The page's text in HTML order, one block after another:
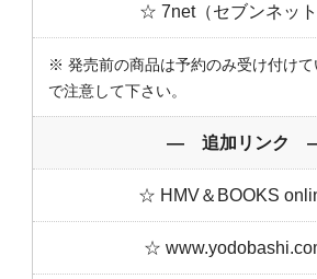
☆ 7net（セブンネッ
※ 発売前の商品は予約のみ受け付け
で注意して下さい。
― 追加リンク
☆ HMV＆BOOKS
☆